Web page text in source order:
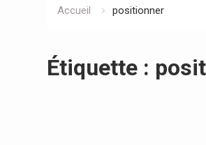
Accueil positionner
Étiquette :